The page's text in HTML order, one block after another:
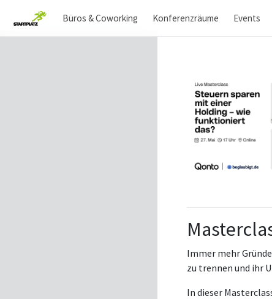
Büros & Coworking Konferenzräume Events
Immer mehr
zu trennen und ihr
In dieser